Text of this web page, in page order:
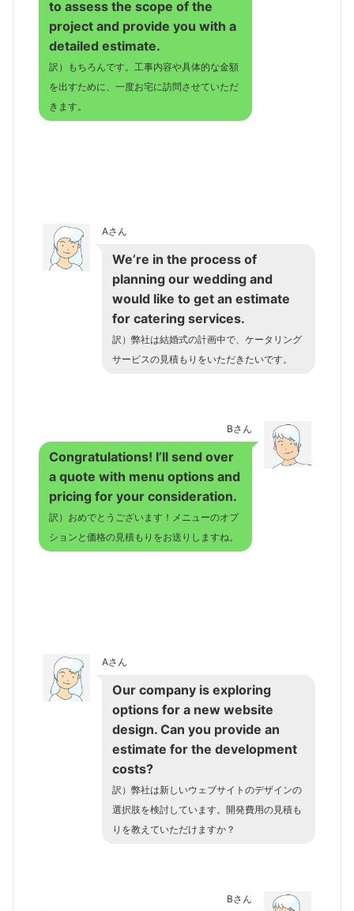
to assess the scope of the
project and provide you with a
detailed estimate.
訳）もちろんです。工事内容や具体的な金額
を出すために、一度お宅に訪問させていただ
きます。
Aさん
We’re in the process of
planning our wedding and
would like to get an estimate
for catering services.
訳）弊社は結婚式の計画中で、ケータリング
サービスの見積もりをいただきたいです。
Bさん
Congratulations! I’ll send over
a quote with menu options and
pricing for your consideration.
訳）おめでとうございます！メニューのオプ
ションと価格の見積もりをお送りしますね。
Aさん
Our company is exploring
options for a new website
design. Can you provide an
estimate for the development
costs?
訳）弊社は新しいウェブサイトのデザインの
選択肢を検討しています。開発費用の見積も
りを教えていただけますか？
Bさん